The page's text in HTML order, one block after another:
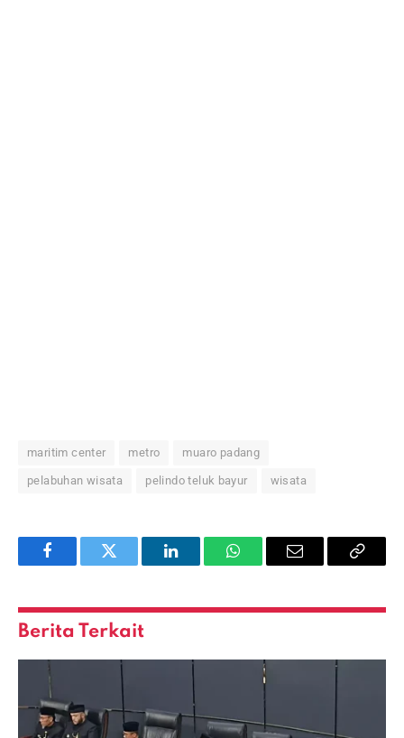
maritim center metro muaro padang
pelabuhan wisata pelindo teluk bayur wisata
FacebookTwitter LinkedInWhatsAppEmail
Copy
Berita Terkait